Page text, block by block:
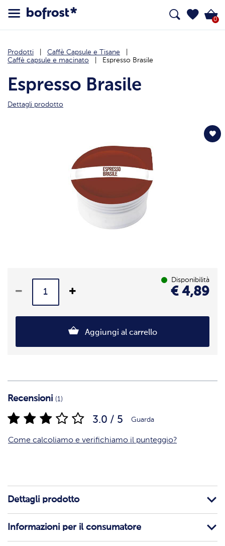
0
Prodotti
Caffè Capsule e Tisane
Caffè capsule e macinato
Espresso Brasile
Espresso Brasile
Dettagli prodotto
Disponibilità
€ 4,89
Aggiungi al carrello
Recensioni (1)
3.0 / 5 Guarda
Come calcoliamo e verifichiamo il punteggio?
Dettagli prodotto
Informazioni per il consumatore